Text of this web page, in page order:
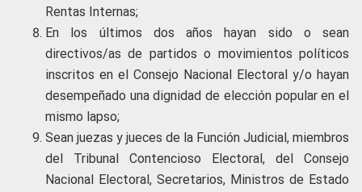
Rentas Internas;
En los últimos dos años hayan sido o sean
directivos/as de partidos o movimientos políticos
inscritos en el Consejo Nacional Electoral y/o hayan
desempeñado una dignidad de elección popular en el
mismo lapso;
Sean juezas y jueces de la Función Judicial, miembros
del Tribunal Contencioso Electoral, del Consejo
Nacional Electoral, Secretarios, Ministros de Estado